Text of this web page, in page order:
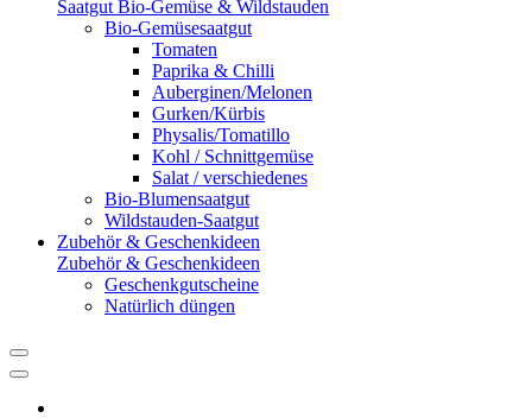
Saatgut Bio-Gemüse & Wildstauden
Bio-Gemüsesaatgut
Tomaten
Paprika & Chilli
Auberginen/Melonen
Gurken/Kürbis
Physalis/Tomatillo
Kohl / Schnittgemüse
Salat / verschiedenes
Bio-Blumensaatgut
Wildstauden-Saatgut
Zubehör & Geschenkideen
Zubehör & Geschenkideen
Geschenkgutscheine
Natürlich düngen